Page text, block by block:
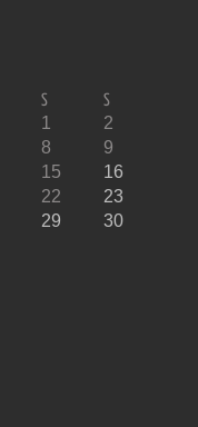
S S
1
2
8
9
15
16
22
23
29
30